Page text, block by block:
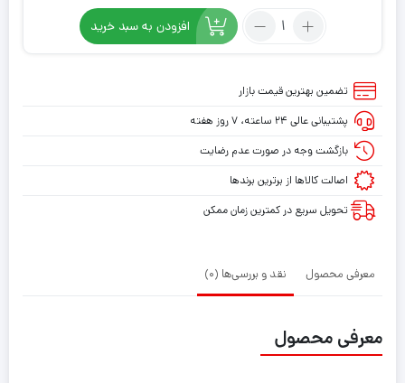
تعداد:
PS5
ضد
لغزش
سیاه-
سفید
افزودن به سبد خرید
تضمین بهترین قیمت بازار
پشتیبانی عالی ۲۴ ساعته، ۷ روز هفته
بازگشت وجه در صورت عدم رضایت
اصالت کالاها از برترین برندها
تحویل سریع در کمترین زمان ممکن
معرفی محصول نقد و بررسی‌ها (0)
معرفی محصول